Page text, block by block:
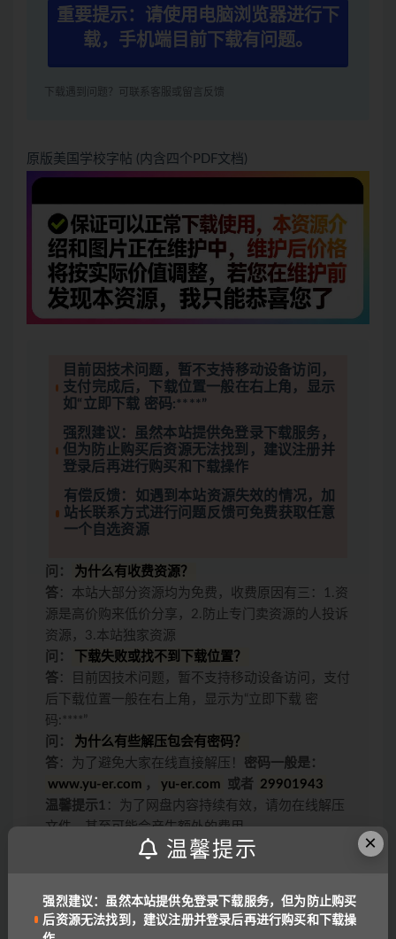
重要提示：请使用电脑浏览器进行下
载，手机端目前下载有问题。
下载遇到问题？可联系客服或留言反馈
原版美国学校字帖 (内含四个PDF文档)
目前因技术问题，暂不支持移动设备访问，
支付完成后，下载位置一般在右上角，显示
如“立即下载 密码:****”
强烈建议：虽然本站提供免登录下载服务，
但为防止购买后资源无法找到，建议注册并
登录后再进行购买和下载操作
有偿反馈：如遇到本站资源失效的情况，加
站长联系方式进行问题反馈可免费获取任意
一个自选资源
问：
为什么有收费资源？
答 ：本站大部分资源均为免费，收费原因有三：1.资
源是高价购来低价分享，2.防止专门卖资源的人投诉
资源，3.本站独家资源
问：
下载失败或找不到下载位置？
答 ：目前因技术问题，暂不支持移动设备访问，支付
后下载位置一般在右上角，显示为“立即下载 密
码:****”
问：
为什么有些解压包会有密码？
答 ：为了避免大家在线直接解压！ 密码一般是：
www.yu-er.com ， yu-er.com 或者 29901943
温馨提示1 ：为了网盘内容持续有效，请勿在线解压
文件，甚至可能会产生额外的费用。
：网盘中内容均为互联网收集整理，资源
对待，不要轻信任何人转账和打款要求。
链接或下载失效报错：
QQ报错 |
微信号:
benottoknow (推荐)
×
温馨提示
强烈建议：虽然本站提供免登录下载服务，但为防止购买
后资源无法找到，建议注册并登录后再进行购买和下载操